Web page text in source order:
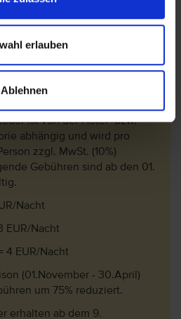
erlauben
Ablehnen
von Babybetten ist auf
wird eine Gebühr
erhoben wird.
ist von der Hotel- bzw.
abhängig und wird pro
zzgl. MwSt. (10%)
Gebühren sind ab den 01.
Nacht
EUR/Nacht
4 EUR/Nacht
(01.November - 30.April)
um 75% reduziert.
erhalten ab dem 9.